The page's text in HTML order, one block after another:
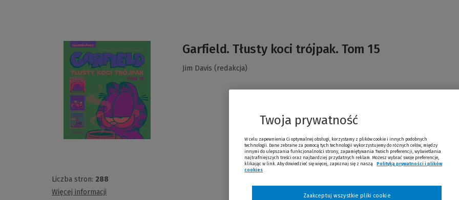
Liczba stron: 288
Więcej informacji
Garfield. Tłusty koci trójpak. Tom 15
Jim Davis (redakcja)
Twoja prywatność
W celu zapewnienia Ci optymalnej obsługi, korzystamy z plików cookie i innych podobnych
technologii. Dane zebrane za pomocą tych technologii wykorzystujemy do różnych celów, między
innymi do ulepszania funkcjonalności strony, zapamiętywania Twoich preferencji, wyświetlania
najtrafniejszych treści oraz najbardziej przydatnych reklam. Możesz wybrać swoje preferencje,
klikając w link. Aby dowiedzieć się więcej, zapoznaj się z naszą
Polityką prywatności i plików
cookies
Zaakceptuj wszystkie pliki cookie